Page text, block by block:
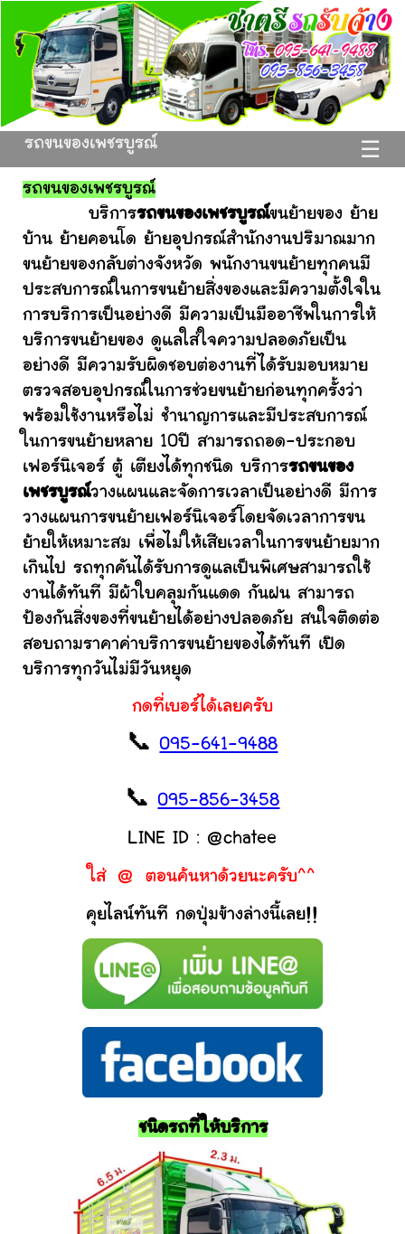
☰
รถขนของเพชรบูรณ์
รถขนของเพชรบูรณ์
บริการรถขนของเพชรบูรณ์ขนย้ายของ ย้าย
บ้าน ย้ายคอนโด ย้ายอุปกรณ์สำนักงานปริมาณมาก
ขนย้ายของกลับต่างจังหวัด พนักงานขนย้ายทุกคนมี
ประสบการณ์ในการขนย้ายสิ่งของและมีความตั้งใจใน
การบริการเป็นอย่างดี มีความเป็นมืออาชีพในการให้
บริการขนย้ายของ ดูแลใส่ใจความปลอดภัยเป็น
อย่างดี มีความรับผิดชอบต่องานที่ได้รับมอบหมาย
ตรวจสอบอุปกรณ์ในการช่วยขนย้ายก่อนทุกครั้งว่า
พร้อมใช้งานหรือไม่ ชำนาญการและมีประสบการณ์
ในการขนย้ายหลาย 10ปี สามารถถอด-ประกอบ
เฟอร์นิเจอร์ ตู้ เตียงได้ทุกชนิด บริการรถขนของ
เพชรบูรณ์วางแผนและจัดการเวลาเป็นอย่างดี มีการ
วางแผนการขนย้ายเฟอร์นิเจอร์โดยจัดเวลาการขน
ย้ายให้เหมาะสม เพื่อไม่ให้เสียเวลาในการขนย้ายมาก
เกินไป รถทุกคันได้รับการดูแลเป็นพิเศษสามารถใช้
งานได้ทันที มีผ้าใบคลุมกันแดด กันฝน สามารถ
ป้องกันสิ่งของที่ขนย้ายได้อย่างปลอดภัย สนใจติดต่อ
สอบถามราคาค่าบริการขนย้ายของได้ทันที เปิด
บริการทุกวันไม่มีวันหยุด
กดที่เบอร์ได้เลยครับ
📞095-641-9488
📞095-856-3458
LINE ID : @chatee
ใส่ @ ตอนค้นหาด้วยนะครับ^^
คุยไลน์ทันที กดปุ่มข้างล่างนี้เลย!!
ชนิดรถที่ให้บริการ